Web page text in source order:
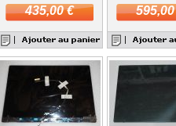
435,00 €